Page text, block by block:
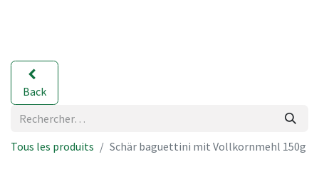
Back
Tous les produits Schär baguettini mit Vollkornmehl 150g